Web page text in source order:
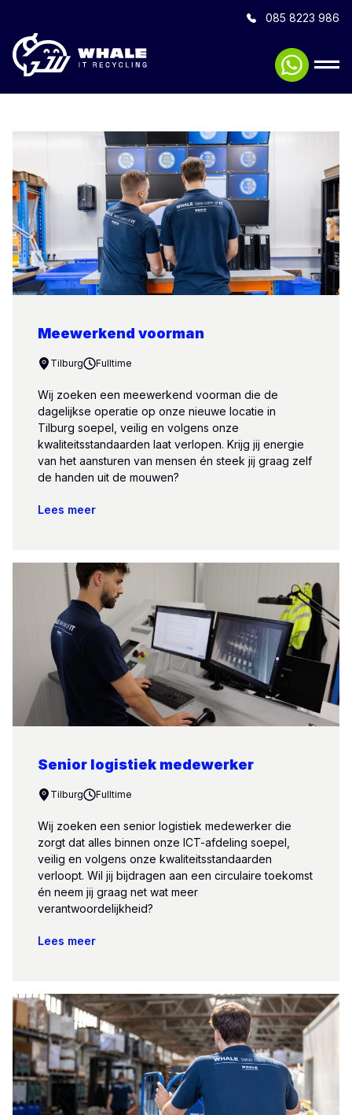
085 8223 986
Meewerkend voorman
Tilburg Fulltime
Wij zoeken een meewerkend voorman die de
dagelijkse operatie op onze nieuwe locatie in
Tilburg soepel, veilig en volgens onze
kwaliteitsstandaarden laat verlopen. Krijg jij energie
van het aansturen van mensen én steek jij graag zelf
de handen uit de mouwen?
Lees meer
Senior logistiek medewerker
Tilburg Fulltime
Wij zoeken een senior logistiek medewerker die
zorgt dat alles binnen onze ICT-afdeling soepel,
veilig en volgens onze kwaliteitsstandaarden
verloopt. Wil jij bijdragen aan een circulaire toekomst
én neem jij graag net wat meer
verantwoordelijkheid?
Lees meer